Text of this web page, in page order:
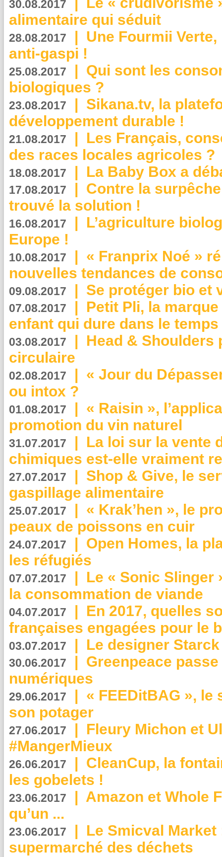
30.08.2017
alimentaire qui séduit
28.08.2017 | Une Fourmii
anti-gaspi !
25.08.2017 | Qui sont les
biologiques ?
23.08.2017 | Sikana.tv, la
développement durable !
21.08.2017 | Les Français,
des races locales agricoles ?
18.08.2017 | La Baby Box a
17.08.2017 | Contre la
trouvé la solution !
16.08.2017 | L’agriculture
Europe !
10.08.2017 | « Franprix Noé »
nouvelles tendances de
09.08.2017 | Se protéger bio et
07.08.2017 | Petit Pli, la
enfant qui dure dans le temps
03.08.2017 | Head & Shoulders
circulaire
02.08.2017 | « Jour du
ou intox ?
01.08.2017 | « Raisin »,
promotion du vin naturel
31.07.2017 | La loi sur la vente
chimiques est-elle vraiment
27.07.2017 | Shop & Give, le
gaspillage alimentaire
25.07.2017 | « Krak’hen », le
peaux de poissons en cuir
24.07.2017 | Open Homes, la
les réfugiés
07.07.2017 | Le « Sonic Slinger
la consommation de viande
04.07.2017 | En 2017, quelles
françaises engagées pour le
03.07.2017 | Le designer
30.06.2017 | Greenpeace
numériques
29.06.2017 | « FEEDitBAG », le
son potager
27.06.2017 | Fleury Michon et
#MangerMieux
26.06.2017 | CleanCup, la
les gobelets !
23.06.2017 | Amazon et Whole
qu’un ...
23.06.2017 | Le Smicval
supermarché des déchets